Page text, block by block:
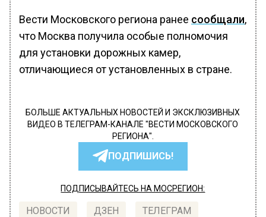
Вести Московского региона ранее сообщали,
что Москва получила особые полномочия
для установки дорожных камер,
отличающиеся от установленных в стране.
БОЛЬШЕ АКТУАЛЬНЫХ НОВОСТЕЙ И ЭКСКЛЮЗИВНЫХ
ВИДЕО В ТЕЛЕГРАМ-КАНАЛЕ "ВЕСТИ МОСКОВСКОГО
РЕГИОНА".
ПОДПИШИСЬ!
ПОДПИСЫВАЙТЕСЬ НА МОСРЕГИОН:
НОВОСТИ ДЗЕН ТЕЛЕГРАМ